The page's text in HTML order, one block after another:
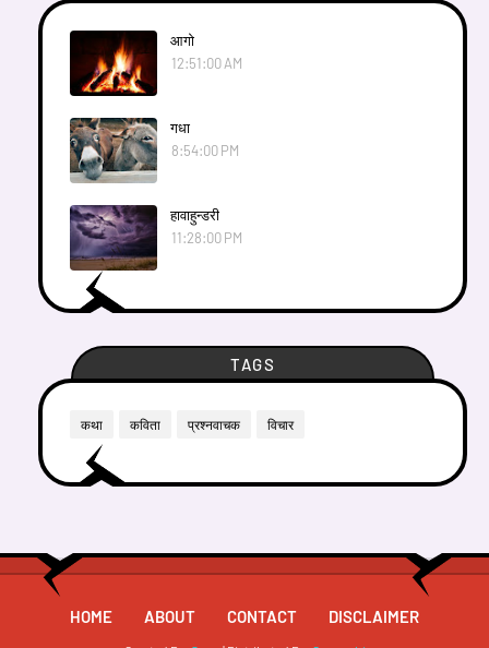
आगाे
12:51:00 AM
गधा
8:54:00 PM
हावाहुन्डरी
11:28:00 PM
TAGS
कथा कविता प्रश्नवाचक विचार
HOME ABOUT CONTACT DISCLAIMER